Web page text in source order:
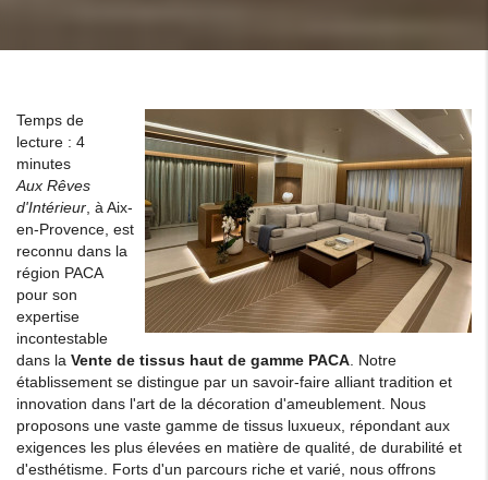
Temps de
lecture : 4
minutes
Aux Rêves
d'Intérieur, à Aix-
en-Provence, est
reconnu dans la
région PACA
pour son
expertise
incontestable
dans la Vente de tissus haut de gamme PACA. Notre
établissement se distingue par un savoir-faire alliant tradition et
innovation dans l'art de la décoration d'ameublement. Nous
proposons une vaste gamme de tissus luxueux, répondant aux
exigences les plus élevées en matière de qualité, de durabilité et
d'esthétisme. Forts d'un parcours riche et varié, nous offrons